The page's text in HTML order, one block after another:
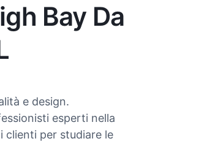
Bay Da
e design.
esperti nella
per studiare le